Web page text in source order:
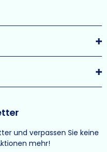
und verpassen Sie keine
mehr!